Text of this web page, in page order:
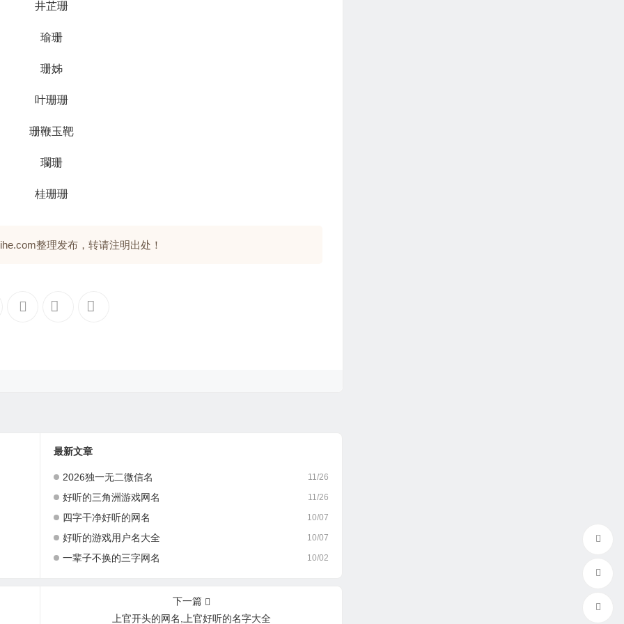
井芷珊
瑜珊
珊姊
叶珊珊
珊鞭玉靶
瓓珊
桂珊珊
整理发布，转请注明出处！
最新文章
11/26
2026独一无二微信名
11/26
好听的三角洲游戏网名
10/07
四字干净好听的网名
10/07
好听的游戏用户名大全
10/02
一辈子不换的三字网名
下一篇
上官开头的网名,上官好听的名字大全